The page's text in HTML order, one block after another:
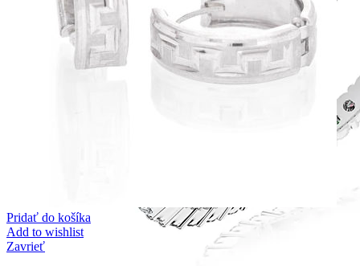
Pridať do košíka
Add to wishlist
Zavrieť